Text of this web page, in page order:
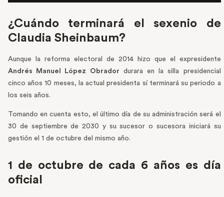
¿Cuándo terminará el sexenio de
Claudia Sheinbaum?
Aunque la reforma electoral de 2014 hizo que el expresidente
Andrés Manuel López Obrador durara en la silla presidencial
cinco años 10 meses, la actual presidenta sí terminará su periodo a
los seis años.
Tomando en cuenta esto, el último día de su administración será el
30 de septiembre de 2030 y su sucesor o sucesora iniciará su
gestión el 1 de octubre del mismo año.
1 de octubre de cada 6 años es día
oficial